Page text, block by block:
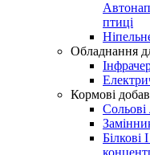
птиці
Обладнання
Кормові
Сольові
Білкові